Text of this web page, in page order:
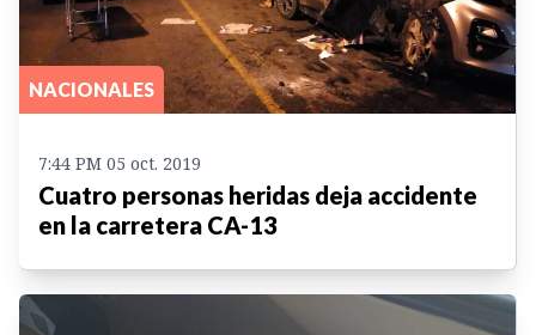
NACIONALES
7:44 PM 05 oct. 2019
Cuatro personas heridas deja accidente
en la carretera CA-13